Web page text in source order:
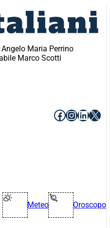
Maria Perrino
Marco Scotti
Facebook
X
Meteo Oroscopo